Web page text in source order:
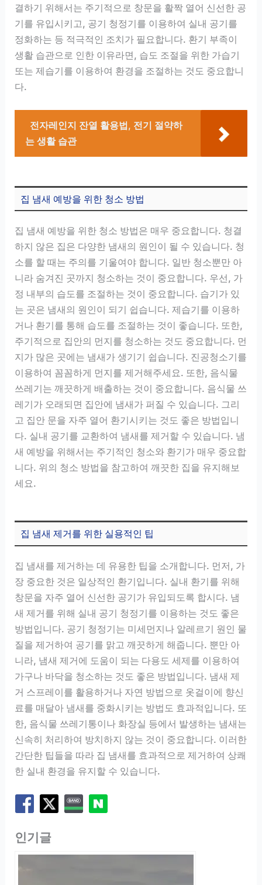
결하기 위해서는 주기적으로 창문을 활짝 열어 신선한 공
기를 유입시키고, 공기 청정기를 이용하여 실내 공기를
정화하는 등 적극적인 조치가 필요합니다. 환기 부족이
생활 습관으로 인한 이유라면, 습도 조절을 위한 가습기
또는 제습기를 이용하여 환경을 조절하는 것도 중요합니
다.
전자레인지 잔열 활용법, 전기 절약하
는 생활 습관
집 냄새 예방을 위한 청소 방법
집 냄새 예방을 위한 청소 방법은 매우 중요합니다. 청결
하지 않은 집은 다양한 냄새의 원인이 될 수 있습니다. 청
소를 할 때는 주의를 기울여야 합니다. 일반 청소뿐만 아
니라 숨겨진 곳까지 청소하는 것이 중요합니다. 우선, 가
정 내부의 습도를 조절하는 것이 중요합니다. 습기가 있
는 곳은 냄새의 원인이 되기 쉽습니다. 제습기를 이용하
거나 환기를 통해 습도를 조절하는 것이 좋습니다. 또한,
주기적으로 집안의 먼지를 청소하는 것도 중요합니다. 먼
지가 많은 곳에는 냄새가 생기기 쉽습니다. 진공청소기를
이용하여 꼼꼼하게 먼지를 제거해주세요. 또한, 음식물
쓰레기는 깨끗하게 배출하는 것이 중요합니다. 음식물 쓰
레기가 오래되면 집안에 냄새가 퍼질 수 있습니다. 그리
고 집안 문을 자주 열어 환기시키는 것도 좋은 방법입니
다. 실내 공기를 교환하여 냄새를 제거할 수 있습니다. 냄
새 예방을 위해서는 주기적인 청소와 환기가 매우 중요합
니다. 위의 청소 방법을 참고하여 깨끗한 집을 유지해보
세요.
집 냄새 제거를 위한 실용적인 팁
집 냄새를 제거하는 데 유용한 팁을 소개합니다. 먼저, 가
장 중요한 것은 일상적인 환기입니다. 실내 환기를 위해
창문을 자주 열어 신선한 공기가 유입되도록 합시다. 냄
새 제거를 위해 실내 공기 청정기를 이용하는 것도 좋은
방법입니다. 공기 청정기는 미세먼지나 알레르기 원인 물
질을 제거하여 공기를 맑고 깨끗하게 해줍니다. 뿐만 아
니라, 냄새 제거에 도움이 되는 다용도 세제를 이용하여
가구나 바닥을 청소하는 것도 좋은 방법입니다. 냄새 제
거 스프레이를 활용하거나 자연 방법으로 옷걸이에 향신
료를 매달아 냄새를 중화시키는 방법도 효과적입니다. 또
한, 음식물 쓰레기통이나 화장실 등에서 발생하는 냄새는
신속히 처리하여 방치하지 않는 것이 중요합니다. 이러한
간단한 팁들을 따라 집 냄새를 효과적으로 제거하여 상쾌
한 실내 환경을 유지할 수 있습니다.
인기글